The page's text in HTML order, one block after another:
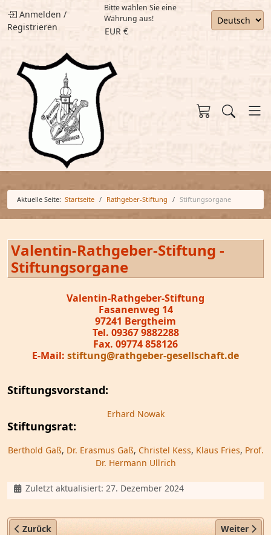
Anmelden /
Registrieren
Bitte wählen Sie eine
Währung aus!
EUR €
Aktuelle Seite: Startseite Rathgeber-Stiftung Stiftungsorgane
Valentin-Rathgeber-Stiftung -
Stiftungsorgane
Valentin-Rathgeber-Stiftung
Fasanenweg 14
97241 Bergtheim
Tel. 09367 9882288
Fax. 09774 858126
E-Mail: stiftung@rathgeber-gesellschaft.de
Stiftungsvorstand:
Erhard Nowak
Stiftungsrat:
Berthold Gaß, Dr. Erasmus Gaß, Christel Kess, Klaus Fries, Prof.
Dr. Hermann Ullrich
DetailsZuletzt aktualisiert: 27. Dezember 2024
Vorheriger Beitrag: Valentin-Rathgeber-Stiftung
Zurück Nächster
Weiter